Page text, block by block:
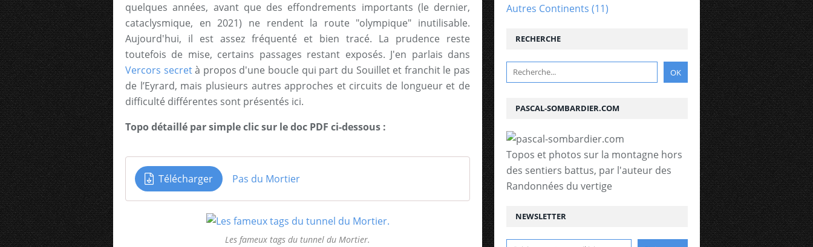
quelques années, avant que des effondrements importants (le dernier,
cataclysmique, en 2021) ne rendent la route "olympique" inutilisable.
Aujourd'hui, il est assez fréquenté et bien tracé. La prudence reste
toutefois de mise, certains passages restant exposés. J'en parlais dans
Vercors secretà propos d'une boucle qui part du Souillet et franchit le pas
de l’Eyrard, mais plusieurs autres approches et circuits de longueur et de
difficulté différentes sont présentés ici.
Topo détaillé par simple clic sur le doc PDF ci-dessous :
Télécharger Pas du Mortier
Les fameux tags du tunnel du Mortier.
NEWSLETTER
RECHERCHE
PASCAL-SOMBARDIER.COM
Topos et photos sur la montagne hors
des sentiers battus, par l'auteur des
Randonnées du vertige
Autres Continents (11)